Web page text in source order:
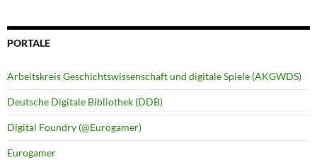
PORTALE
Arbeitskreis Geschichtswissenschaft und digitale Spiele (AKGWDS)
Deutsche Digitale Bibliothek (DDB)
Digital Foundry (@Eurogamer)
Eurogamer